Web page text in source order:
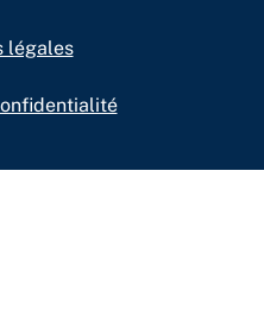
légales